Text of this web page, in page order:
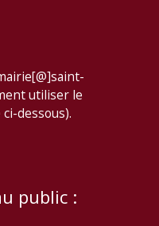
utiliser le
dessous).
public :